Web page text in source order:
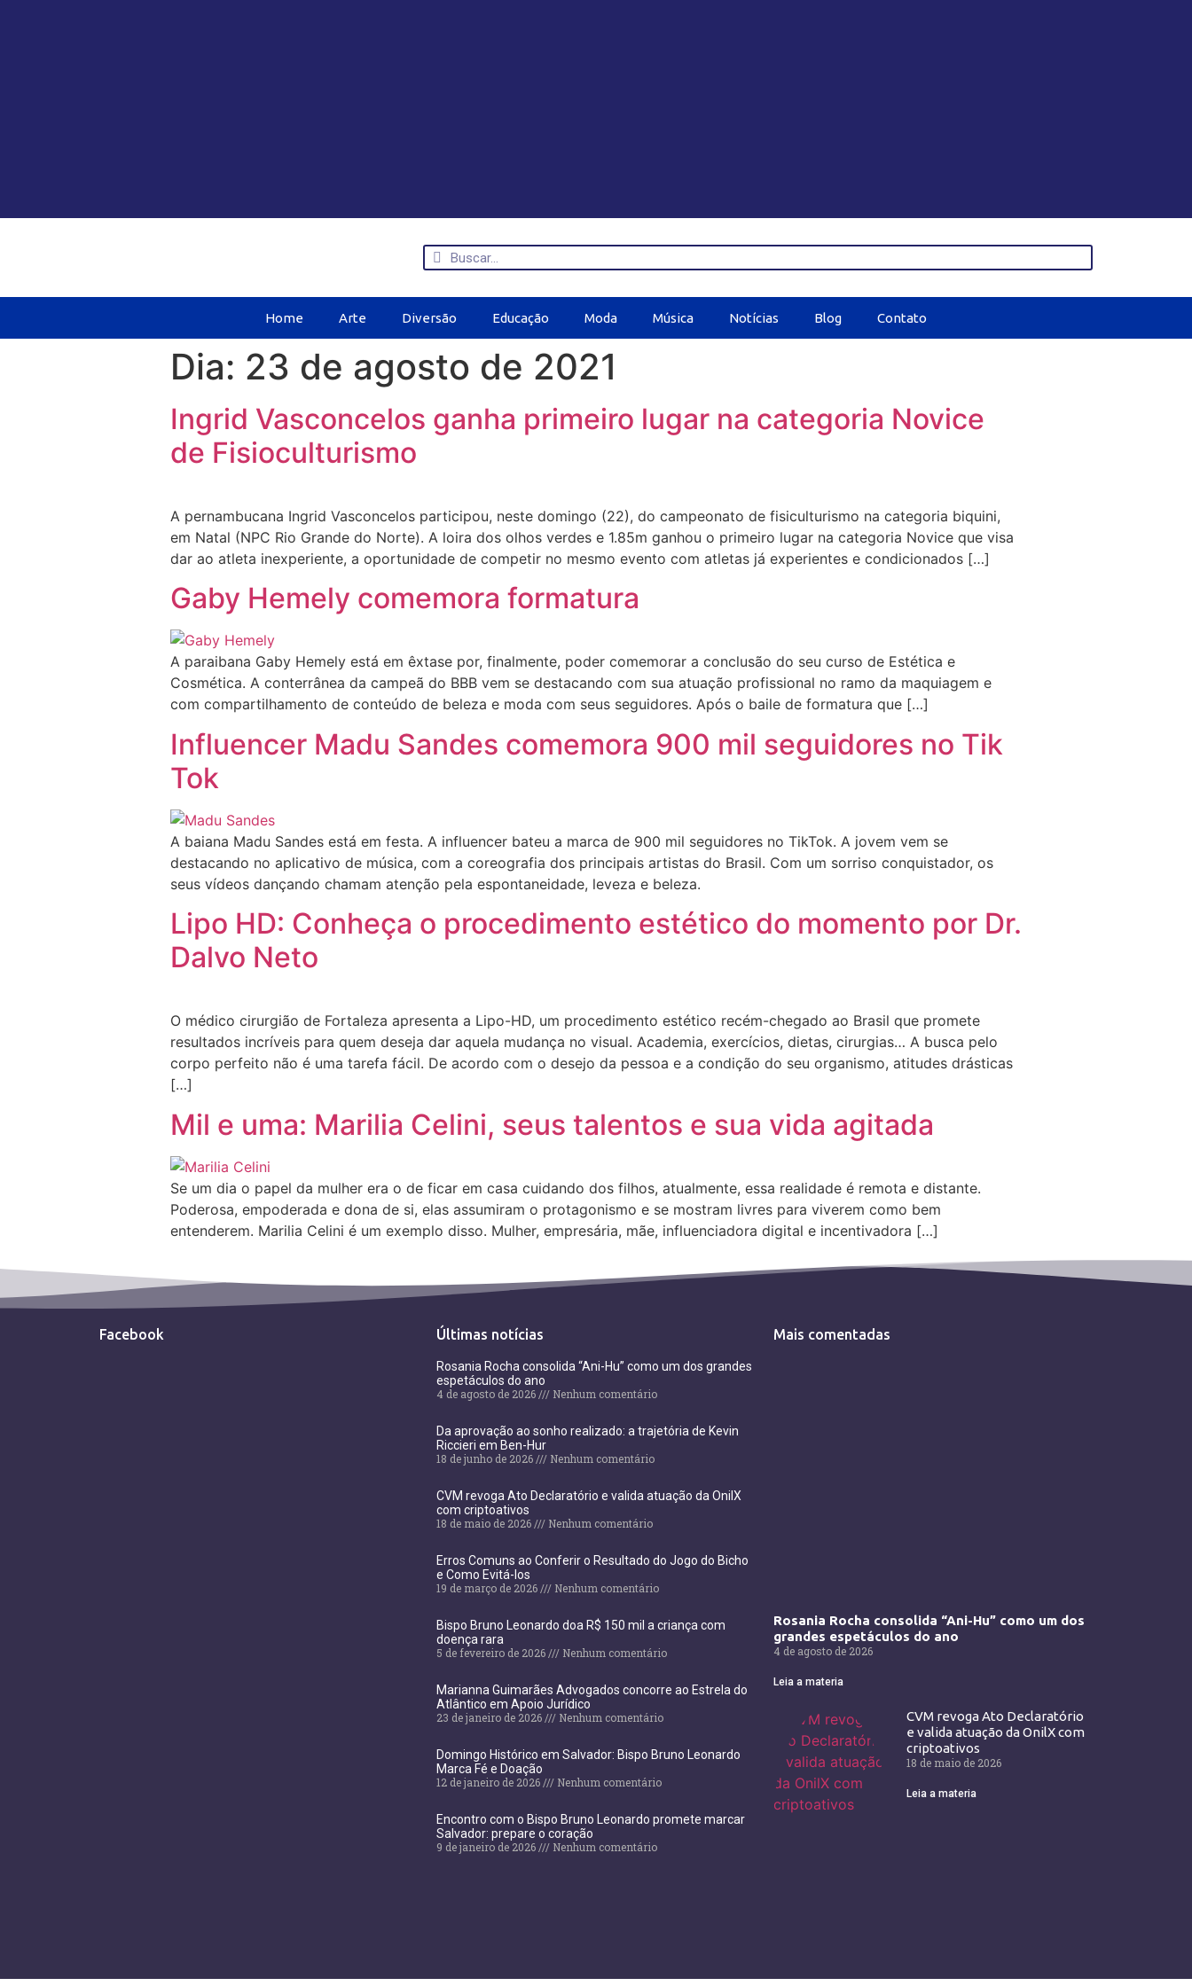
Home Arte Diversão Educação Moda Música Notícias Blog Contato
Dia: 23 de agosto de 2021
Ingrid Vasconcelos ganha primeiro lugar na categoria Novice
de Fisioculturismo
A pernambucana Ingrid Vasconcelos participou, neste domingo (22), do campeonato de fisiculturismo na categoria biquini,
em Natal (NPC Rio Grande do Norte). A loira dos olhos verdes e 1.85m ganhou o primeiro lugar na categoria Novice que visa
dar ao atleta inexperiente, a oportunidade de competir no mesmo evento com atletas já experientes e condicionados […]
Gaby Hemely comemora formatura
A paraibana Gaby Hemely está em êxtase por, finalmente, poder comemorar a conclusão do seu curso de Estética e
Cosmética. A conterrânea da campeã do BBB vem se destacando com sua atuação profissional no ramo da maquiagem e
com compartilhamento de conteúdo de beleza e moda com seus seguidores. Após o baile de formatura que […]
Influencer Madu Sandes comemora 900 mil seguidores no Tik
Tok
A baiana Madu Sandes está em festa. A influencer bateu a marca de 900 mil seguidores no TikTok. A jovem vem se
destacando no aplicativo de música, com a coreografia dos principais artistas do Brasil. Com um sorriso conquistador, os
seus vídeos dançando chamam atenção pela espontaneidade, leveza e beleza.
Lipo HD: Conheça o procedimento estético do momento por Dr.
Dalvo Neto
O médico cirurgião de Fortaleza apresenta a Lipo-HD, um procedimento estético recém-chegado ao Brasil que promete
resultados incríveis para quem deseja dar aquela mudança no visual. Academia, exercícios, dietas, cirurgias… A busca pelo
corpo perfeito não é uma tarefa fácil. De acordo com o desejo da pessoa e a condição do seu organismo, atitudes drásticas
[…]
Mil e uma: Marilia Celini, seus talentos e sua vida agitada
Se um dia o papel da mulher era o de ficar em casa cuidando dos filhos, atualmente, essa realidade é remota e distante.
Poderosa, empoderada e dona de si, elas assumiram o protagonismo e se mostram livres para viverem como bem
entenderem. Marilia Celini é um exemplo disso. Mulher, empresária, mãe, influenciadora digital e incentivadora […]
Facebook Últimas notícias
Rosania Rocha consolida “Ani-Hu” como um dos grandes
espetáculos do ano
4 de agosto de 2026
Nenhum comentário
Da aprovação ao sonho realizado: a trajetória de Kevin
Riccieri em Ben-Hur
18 de junho de 2026
Nenhum comentário
CVM revoga Ato Declaratório e valida atuação da OnilX
com criptoativos
18 de maio de 2026
Nenhum comentário
Erros Comuns ao Conferir o Resultado do Jogo do Bicho
e Como Evitá-los
19 de março de 2026
Nenhum comentário
Bispo Bruno Leonardo doa R$ 150 mil a criança com
doença rara
5 de fevereiro de 2026
Nenhum comentário
Marianna Guimarães Advogados concorre ao Estrela do
Atlântico em Apoio Jurídico
23 de janeiro de 2026
Nenhum comentário
Domingo Histórico em Salvador: Bispo Bruno Leonardo
Marca Fé e Doação
12 de janeiro de 2026
Nenhum comentário
Encontro com o Bispo Bruno Leonardo promete marcar
Salvador: prepare o coração
9 de janeiro de 2026
Nenhum comentário
Mais comentadas
Rosania Rocha consolida “Ani-Hu” como um dos
grandes espetáculos do ano
4 de agosto de 2026
Leia a materia
CVM revoga Ato Declaratório
e valida atuação da OnilX com
criptoativos
18 de maio de 2026
Leia a materia